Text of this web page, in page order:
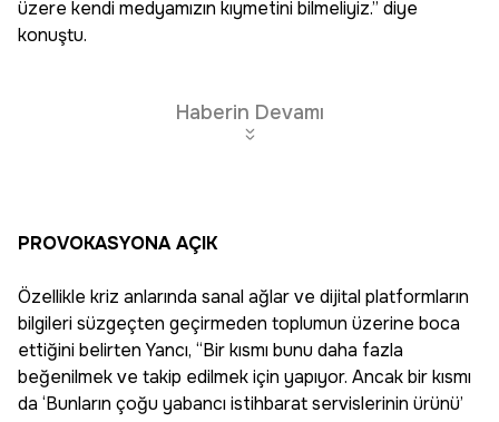
üzere kendi medyamızın kıymetini bilmeliyiz.” diye
konuştu.
Haberin Devamı
PROVOKASYONA AÇIK
Özellikle kriz anlarında sanal ağlar ve dijital platformların
bilgileri süzgeçten geçirmeden toplumun üzerine boca
ettiğini belirten Yancı, “Bir kısmı bunu daha fazla
beğenilmek ve takip edilmek için yapıyor. Ancak bir kısmı
da ‘Bunların çoğu yabancı istihbarat servislerinin ürünü’